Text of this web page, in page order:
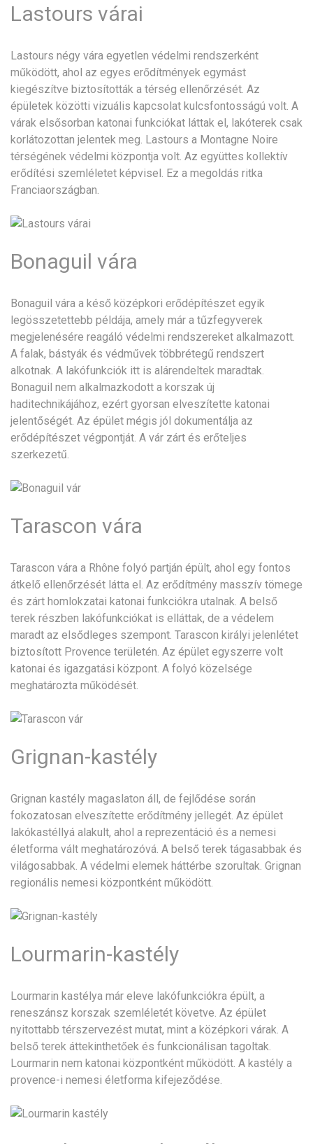
Lastours várai
Lastours négy vára egyetlen védelmi rendszerként
működött, ahol az egyes erődítmények egymást
kiegészítve biztosították a térség ellenőrzését. Az
épületek közötti vizuális kapcsolat kulcsfontosságú volt. A
várak elsősorban katonai funkciókat láttak el, lakóterek csak
korlátozottan jelentek meg. Lastours a Montagne Noire
térségének védelmi központja volt. Az együttes kollektív
erődítési szemléletet képvisel. Ez a megoldás ritka
Franciaországban.
Bonaguil vára
Bonaguil vára a késő középkori erődépítészet egyik
legösszetettebb példája, amely már a tűzfegyverek
megjelenésére reagáló védelmi rendszereket alkalmazott.
A falak, bástyák és védművek többrétegű rendszert
alkotnak. A lakófunkciók itt is alárendeltek maradtak.
Bonaguil nem alkalmazkodott a korszak új
haditechnikájához, ezért gyorsan elveszítette katonai
jelentőségét. Az épület mégis jól dokumentálja az
erődépítészet végpontját. A vár zárt és erőteljes
szerkezetű.
Tarascon vára
Tarascon vára a Rhône folyó partján épült, ahol egy fontos
átkelő ellenőrzését látta el. Az erődítmény masszív tömege
és zárt homlokzatai katonai funkciókra utalnak. A belső
terek részben lakófunkciókat is elláttak, de a védelem
maradt az elsődleges szempont. Tarascon királyi jelenlétet
biztosított Provence területén. Az épület egyszerre volt
katonai és igazgatási központ. A folyó közelsége
meghatározta működését.
Grignan-kastély
Grignan kastély magaslaton áll, de fejlődése során
fokozatosan elveszítette erődítmény jellegét. Az épület
lakókastéllyá alakult, ahol a reprezentáció és a nemesi
életforma vált meghatározóvá. A belső terek tágasabbak és
világosabbak. A védelmi elemek háttérbe szorultak. Grignan
regionális nemesi központként működött.
Lourmarin-kastély
Lourmarin kastélya már eleve lakófunkciókra épült, a
reneszánsz korszak szemléletét követve. Az épület
nyitottabb térszervezést mutat, mint a középkori várak. A
belső terek áttekinthetőek és funkcionálisan tagoltak.
Lourmarin nem katonai központként működött. A kastély a
provence-i nemesi életforma kifejeződése.